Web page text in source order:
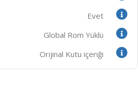
Evet
Global Rom Yüklü
Orijinal Kutu içeriği